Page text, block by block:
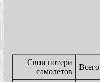
Свои потери
самолетов
Всего